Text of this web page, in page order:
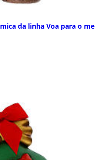
da linha Voa para o